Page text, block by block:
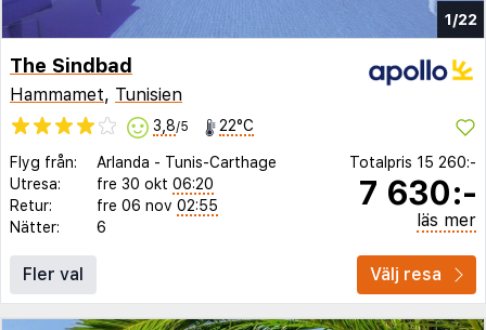
1/22
The Sindbad
Hammamet, Tunisien
3,8/5 22°C
Flyg från: Arlanda - Tunis-Carthage
Utresa:
fre 30 okt 06:20
Retur:
fre 06 nov 02:55
Nätter:
6
Totalpris 15 260:-
7 630:-
läs mer
Fler val Välj resa